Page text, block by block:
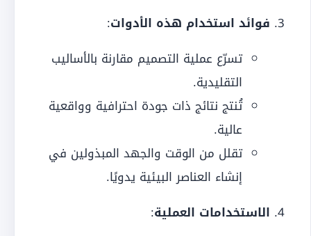
فوائد استخدام هذه الأدوات:
تسرّع عملية التصميم مقارنة بالأساليب
التقليدية.
تُنتج نتائج ذات جودة احترافية وواقعية
عالية.
تقلل من الوقت والجهد المبذولين في
إنشاء العناصر البيئية يدويًا.
الاستخدامات العملية: